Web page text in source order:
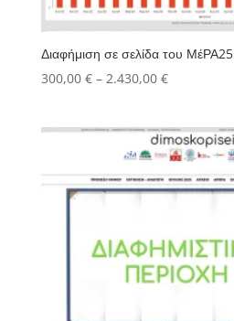
Διαφήμιση σε σελίδα του ΜέΡΑ25
300,00 € – 2.430,00 €Price
through
2.430,00 €